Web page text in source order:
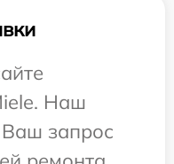
Наш
Ваш запрос